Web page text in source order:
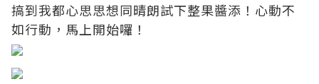
搞到我都心思思想同晴朗試下整果醬添！心動不
如行動，馬上開始囉！